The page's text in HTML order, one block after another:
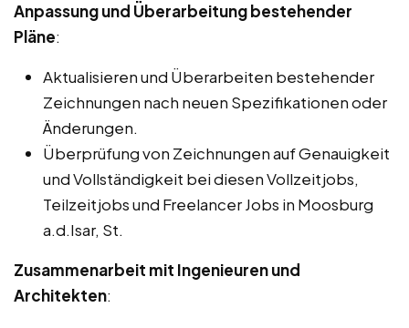
Anpassung und Überarbeitung bestehender
Pläne:
Aktualisieren und Überarbeiten bestehender
Zeichnungen nach neuen Spezifikationen oder
Änderungen.
Überprüfung von Zeichnungen auf Genauigkeit
und Vollständigkeit bei diesen Vollzeitjobs,
Teilzeitjobs und Freelancer Jobs in Moosburg
a.d.Isar, St.
Zusammenarbeit mit Ingenieuren und
Architekten: